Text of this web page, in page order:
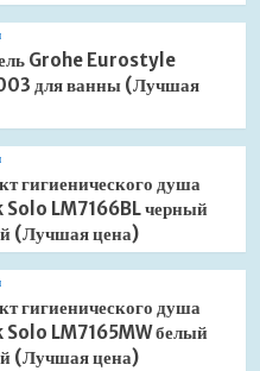
Grohe Eurostyle
для ванны (Лучшая
гигиенического душа
Solo LM7166BL черный
(Лучшая цена)
гигиенического душа
Solo LM7165MW белый
(Лучшая цена)